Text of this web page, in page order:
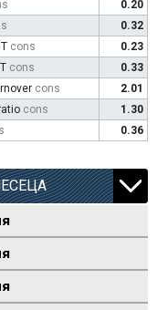
0.20
0.32
cons
0.23
cons
0.33
cons
2.01
cons
1.30
0.36